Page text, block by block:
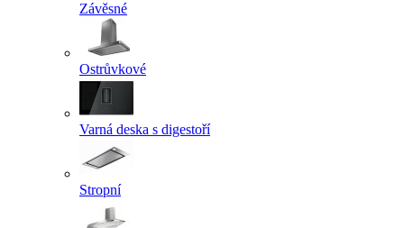
Závěsné
Ostrůvkové
Varná deska s digestoří
Stropní